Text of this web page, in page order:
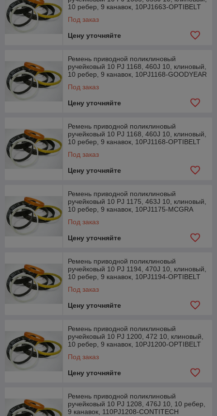
10 ребер, 9 канавок, 10PJ1663-OPTIBELT
Под заказ
Цену уточняйте
Ремень приводной поликлиновый
ручейковый 10 PJ 1168, 460J 10, клиновый,
10 ребер, 9 канавок, 10PJ1168-GOODYEAR
Под заказ
Цену уточняйте
Ремень приводной поликлиновый
ручейковый 10 PJ 1168, 460J 10, клиновый,
10 ребер, 9 канавок, 10PJ1168-OPTIBELT
Под заказ
Цену уточняйте
Ремень приводной поликлиновый
ручейковый 10 PJ 1175, 463J 10, клиновый,
10 ребер, 9 канавок, 10PJ1175-MCGRA
Под заказ
Цену уточняйте
Ремень приводной поликлиновый
ручейковый 10 PJ 1194, 470J 10, клиновый,
10 ребер, 9 канавок, 10PJ1194-OPTIBELT
Под заказ
Цену уточняйте
Ремень приводной поликлиновый
ручейковый 10 PJ 1200, 472 10, клиновый,
10 ребер, 9 канавок, 10PJ1200-OPTIBELT
Под заказ
Цену уточняйте
Ремень приводной поликлиновый
ручейковый 10 PJ 1208, 476J 10, 10 ребер,
9 канавок, 110PJ1208-CONTITECH